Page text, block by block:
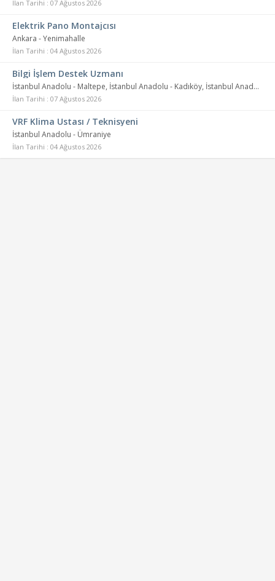
İlan Tarihi : 07 Ağustos 2026
Elektrik Pano Montajcısı
Ankara - Yenimahalle
İlan Tarihi : 04 Ağustos 2026
Bilgi İşlem Destek Uzmanı
İstanbul Anadolu - Maltepe, İstanbul Anadolu - Kadıköy, İstanbul Anadolu - Pendik, İstanbul Anadolu - Ataşehir, İstanbul Anadolu - Kartal, İstanbul Anadolu - Ümraniye, İstanbul Anadolu - Üsküdar, İstanbul Anadolu - Sancaktepe, İstanbul Anadolu - Sultanbeyli, İstanbul Anadolu - Tuzla, İstanbul Anadolu - Çekmeköy
İlan Tarihi : 07 Ağustos 2026
VRF Klima Ustası / Teknisyeni
İstanbul Anadolu - Ümraniye
İlan Tarihi : 04 Ağustos 2026